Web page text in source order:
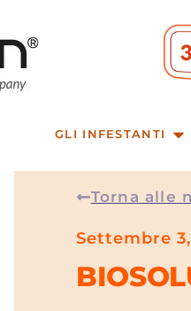
GLI INFESTANTI
Torna alle
Settembre